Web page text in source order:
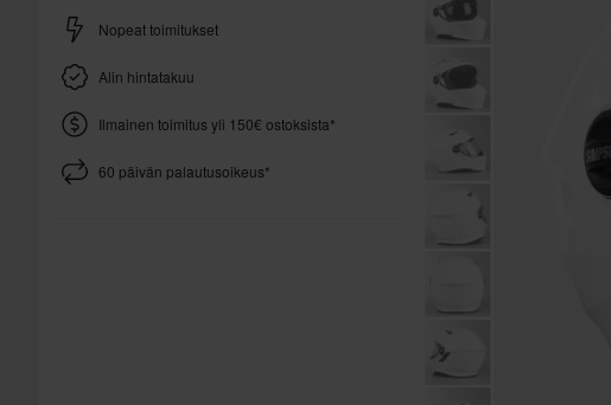
Nopeat toimitukset
Alin hintatakuu
Ilmainen toimitus yli 150€ ostoksista*
60 päivän palautusoikeus*